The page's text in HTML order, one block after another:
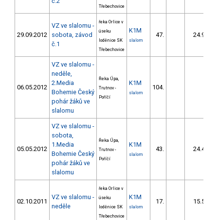
Třebechovice
29.09.2012
VZ ve slalomu -
sobota, závod
č.1
řeka Orlice v
úseku
loděnice SK
Třebechovice
K1M
slalom
47. 24.90
06.05.2012
VZ ve slalomu -
neděle,
2.Media
Bohemie Český
pohár žáků ve
slalomu
Řeka Úpa,
Trutnov -
Poříčí
K1M
slalom
104.
05.05.2012
VZ ve slalomu -
sobota,
1.Media
Bohemie Český
pohár žáků ve
slalomu
Řeka Úpa,
Trutnov -
Poříčí
K1M
slalom
43. 24.48
02.10.2011
VZ ve slalomu -
neděle
řeka Orlice v
úseku
loděnice SK
Třebechovice
K1M
slalom
17. 15.50